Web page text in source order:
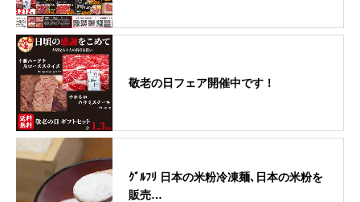
敬老の日フェア開催中です！
ｸﾞﾙﾌﾘ 日本の米粉冷凍麺､日本の米粉を
販売…